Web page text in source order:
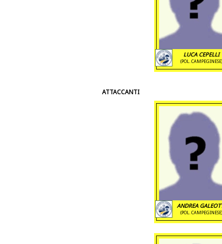
LUCA CEPELLI
(POL. CAMPEGINESE)
ATTACCANTI
ANDREA
(POL. CAMPEGINESE)